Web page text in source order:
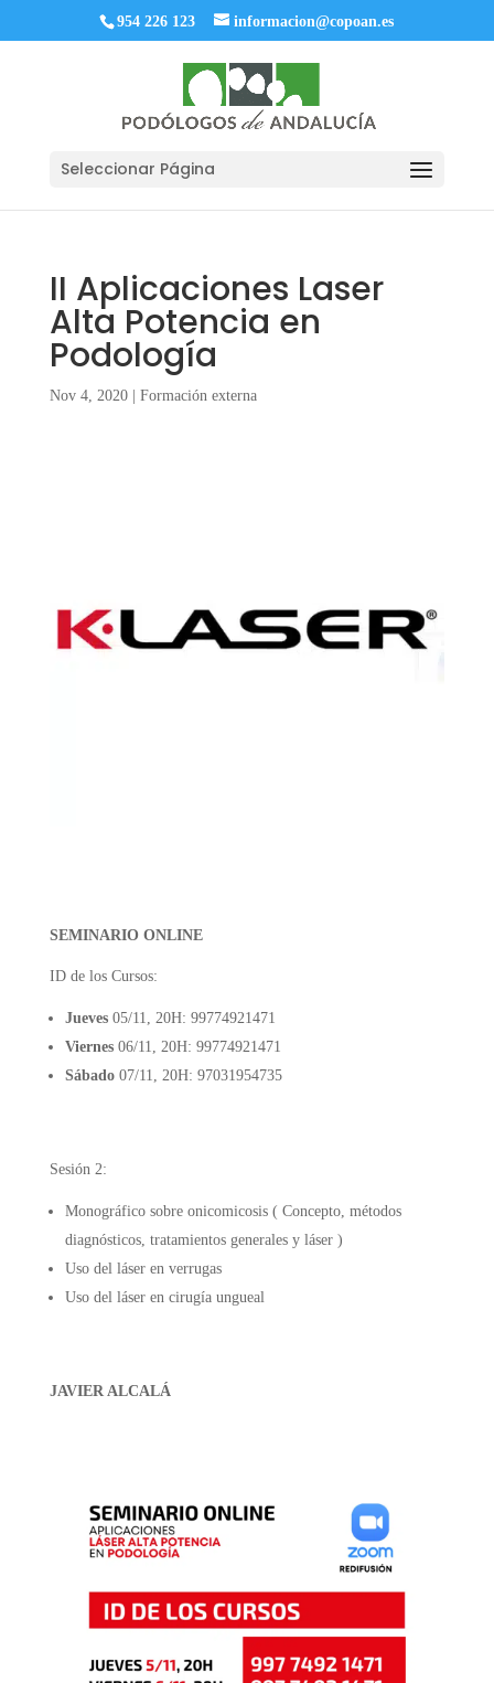
954 226 123 informacion@copoan.es
Seleccionar Página
II Aplicaciones Laser
Alta Potencia en
Podología
Nov 4, 2020| Formación externa
SEMINARIO ONLINE
ID de los Cursos:
Jueves05/11, 20H: 99774921471
Viernes06/11, 20H: 99774921471
Sábado07/11, 20H: 97031954735
Sesión 2:
Monográfico sobre onicomicosis ( Concepto, métodos
diagnósticos, tratamientos generales y láser )
Uso del láser en verrugas
Uso del láser en cirugía ungueal
JAVIER ALCALÁ